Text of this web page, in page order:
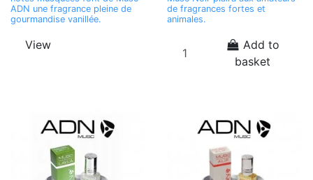
ADN une fragrance pleine de
gourmandise vanillée.
View
de fragrances fortes et
animales.
Add to
basket